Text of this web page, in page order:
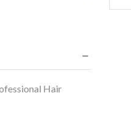
Δέρματος και
Hair